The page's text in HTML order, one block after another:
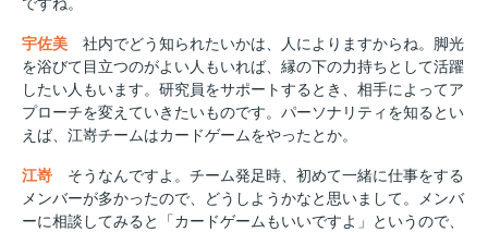
宇佐美 社内でどう知られたいかは、人によりますからね。脚光
を浴びて目立つのがよい人もいれば、縁の下の力持ちとして活躍
したい人もいます。研究員をサポートするとき、相手によってア
プローチを変えていきたいものです。パーソナリティを知るとい
えば、江嵜チームはカードゲームをやったとか。
江嵜 そうなんですよ。チーム発足時、初めて一緒に仕事をする
メンバーが多かったので、どうしようかなと思いまして。メンバ
ーに相談してみると「カードゲームもいいですよ」というので、